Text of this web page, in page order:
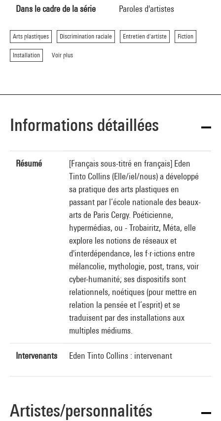
Dans le cadre de la série Paroles d'artistes
Arts plastiques Discrimination raciale Entretien d'artiste Fiction
Installation Voir plus
Informations détaillées
Résumé
[Français sous-titré en français] Eden
Tinto Collins (Elle/iel/nous) a développé
sa pratique des arts plastiques en
passant par l’école nationale des beaux-
arts de Paris Cergy. Poéticienne,
hypermédias, ou - Trobairitz, Méta, elle
explore les notions de réseaux et
d'interdépendance, les f·r·ictions entre
mélancolie, mythologie, post, trans, voir
cyber-humanité; ses dispositifs sont
relationnels, noétiques (pour mettre en
relation la pensée et l’esprit) et se
traduisent par des installations aux
multiples médiums.
Intervenants Eden Tinto Collins : intervenant
Artistes/personnalités